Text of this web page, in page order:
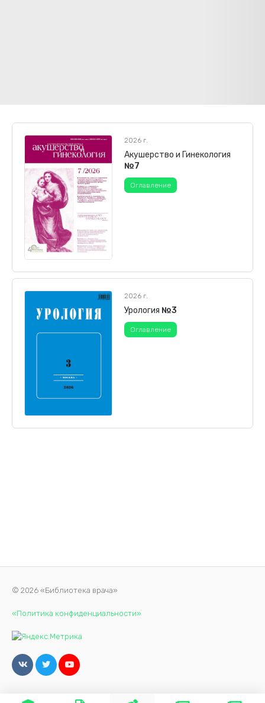
2026 г.
Акушерство и Гинекология
№7
Оглавление
2026 г.
Урология №3
Оглавление
© 2026 «Библиотека врача»
«Политика конфиденциальности»